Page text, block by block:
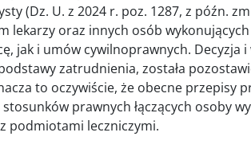
(Dz. U. z 2024 r. poz. 1287, z późn.
lekarzy oraz innych osób
jak i umów cywilnoprawnych. Decyzja
zatrudnienia, została
to oczywiście, że obecne przepisy
prawnych łączących osoby
podmiotami leczniczymi.